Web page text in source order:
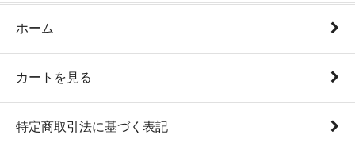
ホーム
カートを見る
特定商取引法に基づく表記